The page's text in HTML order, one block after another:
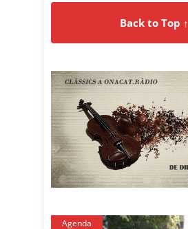
Back to Top ↑
Agenda